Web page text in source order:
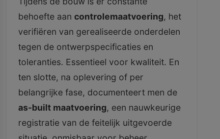
behoefte aan controlemaatvoering, het
verifiëren van gerealiseerde onderdelen
tegen de ontwerpspecificaties en
toleranties. Essentieel voor kwaliteit. En
ten slotte, na oplevering of per
belangrijke fase, documenteert men de
as-built maatvoering, een nauwkeurige
registratie van de feitelijk uitgevoerde